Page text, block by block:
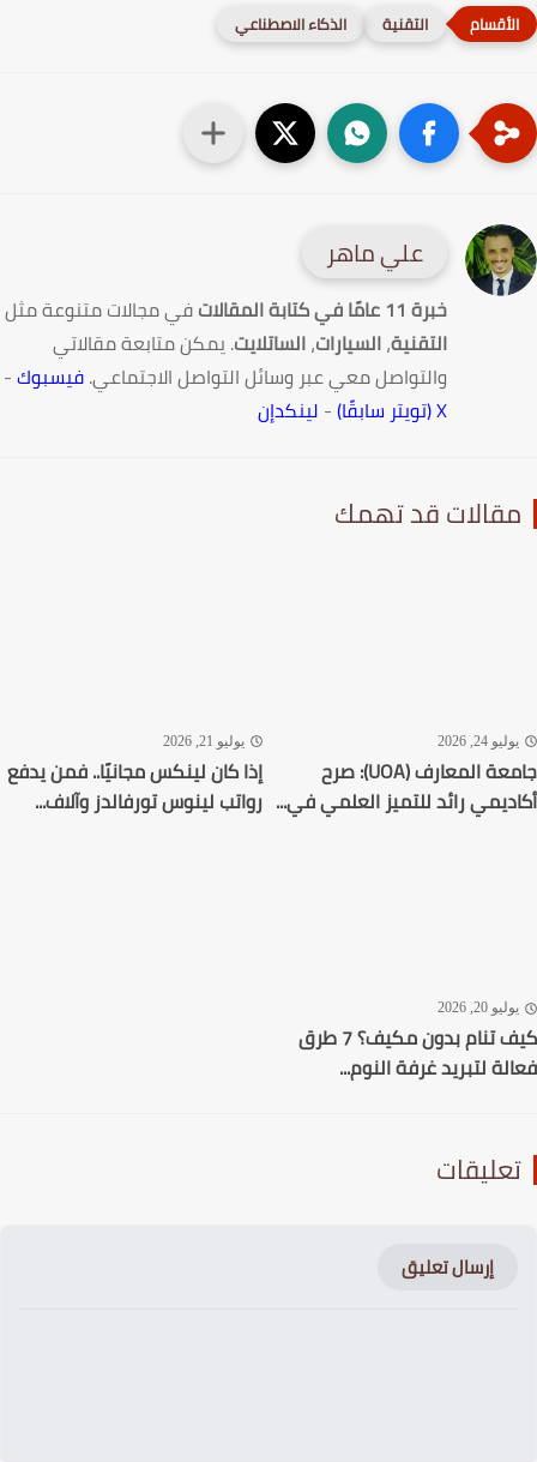
التقنية الذكاء الاصطناعي
علي ماهر
خبرة 11 عامًا في كتابة المقالات
في مجالات متنوعة مثل
التقنية،السيارات،الساتلايت. يمكن متابعة مقالاتي
والتواصل معي عبر وسائل التواصل الاجتماعي.فيسبوك-
-لينكدإن
قد تهمك
24, 2026
جامعة المعارف (UOA): صرح
رائد للتميز العلمي في...
يوليو 21, 2026
إذا كان لينكس مجانيًا.. فمن يدفع
رواتب لينوس تورفالدز وآلاف...
20, 2026
كيف تنام بدون مكيف؟ 7 طرق
لتبريد غرفة النوم...
إرسال تعليق